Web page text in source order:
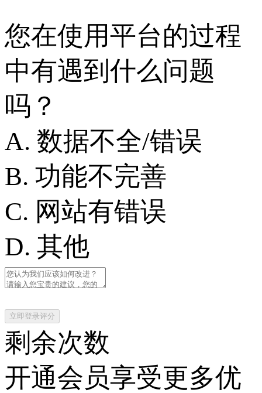
您在使用平台的过程
中有遇到什么问题
吗？
A. 数据不全/错误
B. 功能不完善
C. 网站有错误
D. 其他
立即登录评分
剩余次数
开通会员享受更多优